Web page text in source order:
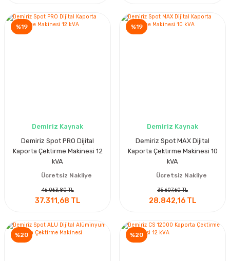
%19
Demiriz Kaynak
Demiriz Spot PRO Dijital
Kaporta Çektirme Makinesi 12
kVA
Ücretsiz Nakliye
46.063,80 TL
37.311,68 TL
%19
Demiriz Kaynak
Demiriz Spot MAX Dijital
Kaporta Çektirme Makinesi 10
kVA
Ücretsiz Nakliye
35.607,60 TL
28.842,16 TL
%20 %20